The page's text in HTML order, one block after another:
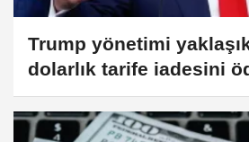
Trump yönetimi
dolarlık tarife iadesini
sürecine gönderdi